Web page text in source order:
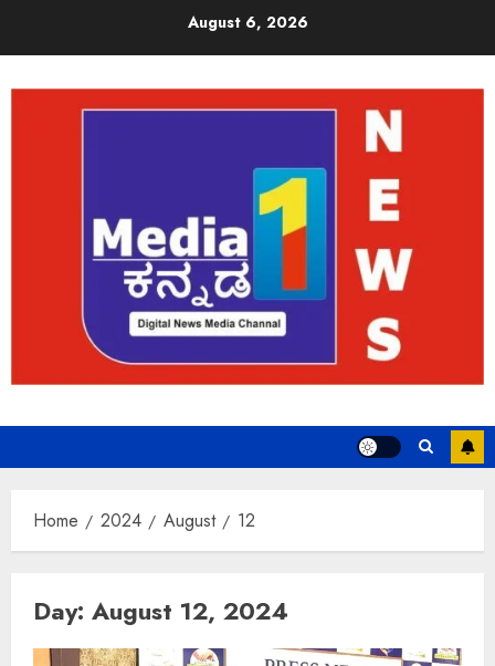
August 6, 2026
Home 2024 August 12
Day: August 12, 2024